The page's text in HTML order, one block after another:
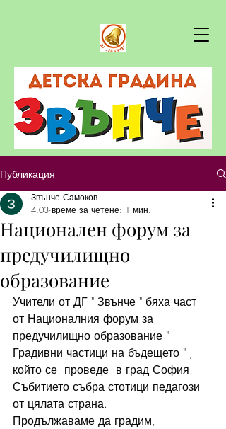
Публикация
Национален форум за
предучилищно
образование
Звънче Самоков
4.03 време за четене: 1 мин.
Учители от ДГ " Звънче " бяха част
от Националния форум за
предучилищно образование "
Градивни частици на бъдещето " ,
който се  проведе  в град София.
Събитието събра стотици педагози
от цялата страна.
Продължаваме да градим,